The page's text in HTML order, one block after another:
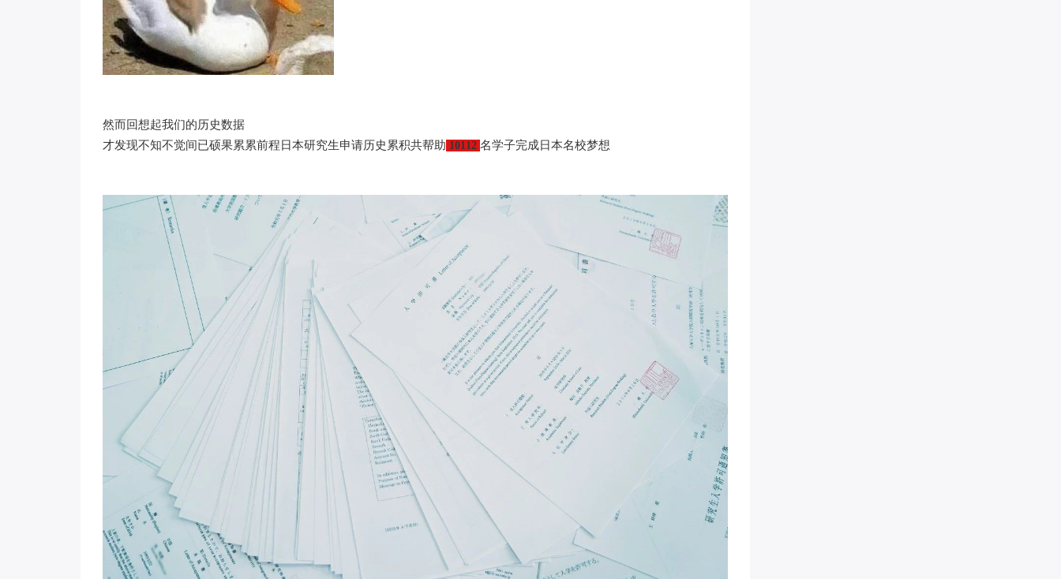
然而回想起我们的历史数据
才发现不知不觉间已硕果累累前程日本研究生申请历史累积共帮助 10112 名学子完成日本名校梦想